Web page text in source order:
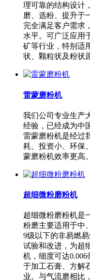
理可靠的结构设计
磨、选粉、提升于
完全满足客户需求
水平。可广泛应用
矿等行业，特别适
状、颗粒状及粉状
雷蒙磨粉机
我们公司专业生产
经验，已经成为中
雷蒙磨粉机是经过
耗、投资小、环保
蒙磨粉机效率更高。
超细微粉磨粉机
超细微粉磨粉机是
粉磨主要适用于中
9级以下的非易燃
试验和改进，为超
机，细度可达
于加工石膏、方解
业。与气流磨相比